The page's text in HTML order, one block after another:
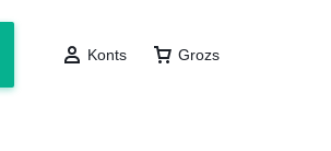
Konts Grozs